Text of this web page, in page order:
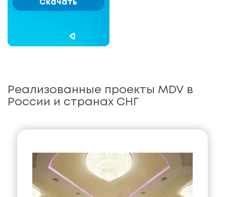
Скачать
Реализованные проекты MDV в
России и странах СНГ